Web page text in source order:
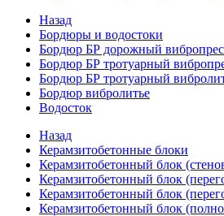
Назад
Бордюры и водостоки
Бордюр БР дорожный
Бордюр БР тротуарный
Бордюр БР тротуарный
Бордюр вибролитье
Водосток
Назад
Керамзитобетонные блоки
Керамзитобетонный блок
Керамзитобетонный блок
Керамзитобетонный блок
Керамзитобетонный блок